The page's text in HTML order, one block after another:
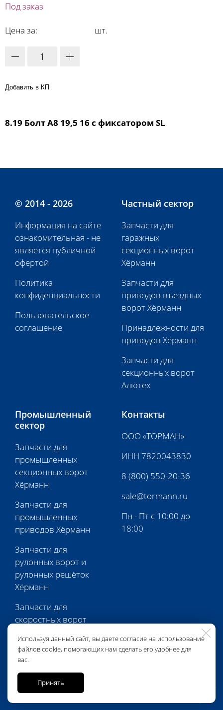
Используя данный сайт, вы даете согласие на использование
файлов cookie, помогающих нам сделать его удобнее для
вас.
Принять
Под заказ
Цена за: шт.
Добавить в КП
8.19 Болт A8 19,5 16 с фиксатором SL
© 2014 - 2026
Информация на сайте
ознакомительная - не
является публичной
офертой
Политика
конфиденциальности
Пользовательское
соглашение
Частный сектор
Запчасти для
гаражных
секционных ворот
Хёрманн
Запчасти для
приводов въездных
ворот Хёрманн
Принадлежности для
приводов Хёрманн
Запчасти для
секционных ворот
Алютех
Промышленный
сектор
Запчасти для
промышленных
секционных ворот
Хёрманн
Запчасти для
промышленных
приводов Хёрманн
Запчасти для
рулонных ворот и
рулонных решёток
Хёрманн
Запчасти для
скоростных ворот
Запчасти для
перегрузочной
техники Хёрманн
Контакты
ООО «ТОРМАН»
ИНН 7820043830
8 (800) 550-20-36
sale@tormann.ru
Пн - Пт с 10:00 до
18:00